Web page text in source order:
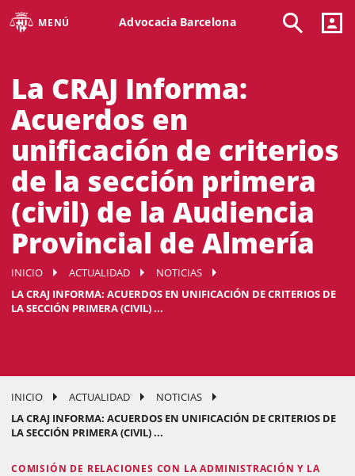
MENÚ Advocacia Barcelona
La CRAJ Informa:
Acuerdos en
unificación de criterios
de la sección primera
(civil) de la Audiencia
Provincial de Almería
INICIO ACTUALIDAD
NOTICIAS
LA CRAJ INFORMA: ACUERDOS EN UNIFICACIÓN DE CRITERIOS DE
LA SECCIÓN PRIMERA (CIVIL) ...
INICIO ACTUALIDAD
NOTICIAS
LA CRAJ INFORMA: ACUERDOS EN UNIFICACIÓN DE CRITERIOS DE
LA SECCIÓN PRIMERA (CIVIL) ...
COMISIÓN DE RELACIONES CON LA ADMINISTRACIÓN Y LA